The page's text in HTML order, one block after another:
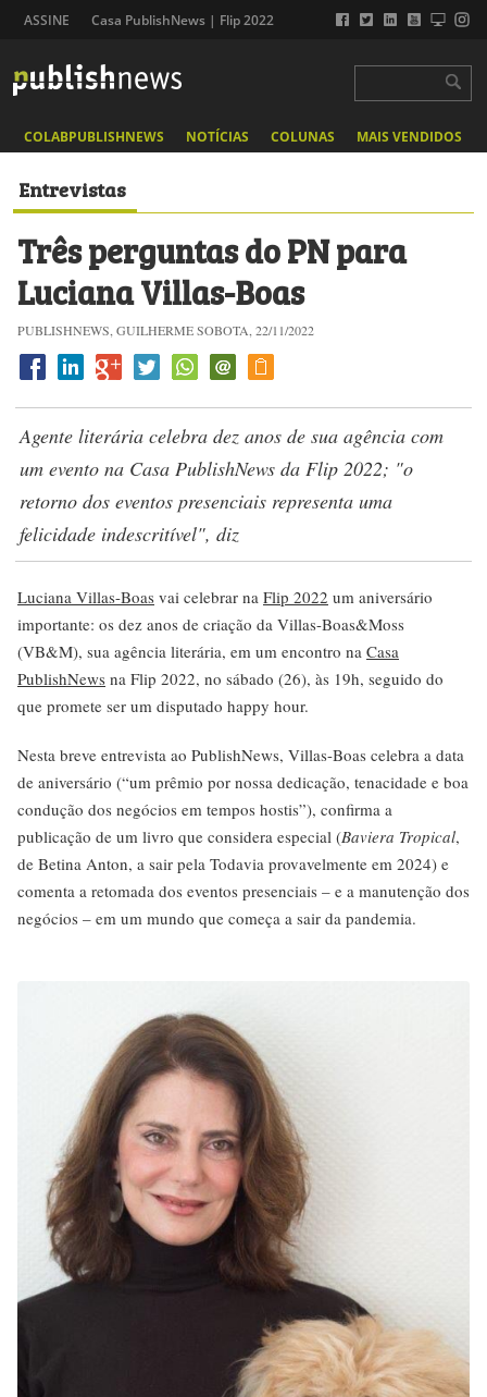
ASSINE Casa PublishNews | Flip 2022
COLABPUBLISHNEWS NOTÍCIAS COLUNAS MAIS VENDIDOS
Entrevistas
Três perguntas do PN para
Luciana Villas-Boas
PUBLISHNEWS, GUILHERME SOBOTA, 22/11/2022
Agente literária celebra dez anos de sua agência com
um evento na Casa PublishNews da Flip 2022; "o
retorno dos eventos presenciais representa uma
felicidade indescritível", diz
Luciana Villas-Boas vai celebrar na Flip 2022 um aniversário
importante: os dez anos de criação da Villas-Boas&Moss
(VB&M), sua agência literária, em um encontro na Casa
PublishNews na Flip 2022, no sábado (26), às 19h, seguido do
que promete ser um disputado happy hour.
Nesta breve entrevista ao PublishNews, Villas-Boas celebra a data
de aniversário (“um prêmio por nossa dedicação, tenacidade e boa
condução dos negócios em tempos hostis”), confirma a
publicação de um livro que considera especial (Baviera Tropical,
de Betina Anton, a sair pela Todavia provavelmente em 2024) e
comenta a retomada dos eventos presenciais – e a manutenção dos
negócios – em um mundo que começa a sair da pandemia.